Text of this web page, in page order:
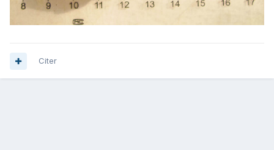
Citer